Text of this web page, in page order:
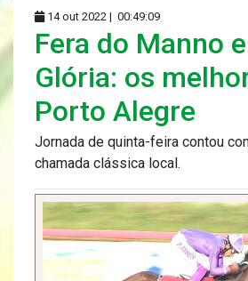
14 out 2022 | 00:49:09
Fera do Manno
Glória: os
Porto Alegre
Jornada de quinta-feira contou
chamada clássica local.